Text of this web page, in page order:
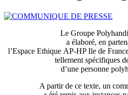
Le Groupe
a élaboré, en
l’Espace Ethique AP-HP Ile de
tellement spécifiques
d’une personne
A partir de ce texte, un